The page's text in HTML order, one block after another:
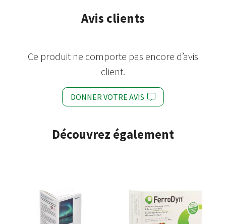
Avis clients
Ce produit ne comporte pas encore d’avis
client.
DONNER VOTRE AVIS
Découvrez également